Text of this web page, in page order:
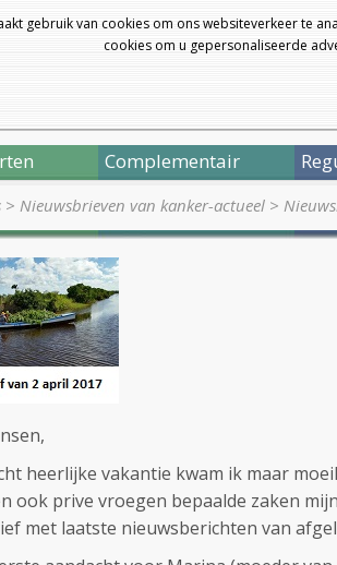
gebruik van cookies om ons websiteverkeer te
cookies om u gepersonaliseerde
Complementair
> Nieuwsbrieven van kanker-actueel >
heerlijke vakantie kwam ik maar
ook prive vroegen bepaalde zaken
met laatste nieuwsberichten van